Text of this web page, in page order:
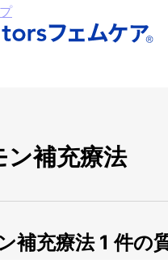
ン補充療法
補充療法 1 件の